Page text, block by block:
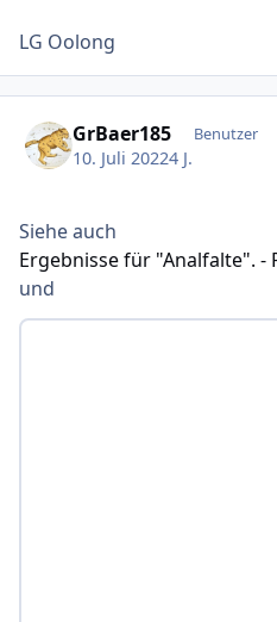
LG Oolong
GrBaer185 Benutzer
10. Juli 20224 J.
Siehe auch
Ergebnisse für "Analfalte". -
und